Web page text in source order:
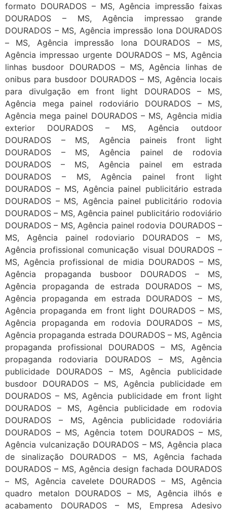
formato DOURADOS – MS, Agência impressão faixas
DOURADOS – MS, Agência impressao grande
DOURADOS – MS, Agência impressão lona DOURADOS
– MS, Agência impressão lona DOURADOS – MS,
Agência impressao urgente DOURADOS – MS, Agência
linhas busdoor DOURADOS – MS, Agência linhas de
onibus para busdoor DOURADOS – MS, Agência locais
para divulgação em front light DOURADOS – MS,
Agência mega painel rodoviário DOURADOS – MS,
Agência mega painel DOURADOS – MS, Agência midia
exterior DOURADOS – MS, Agência outdoor
DOURADOS – MS, Agência paineis front light
DOURADOS – MS, Agência painel de rodovia
DOURADOS – MS, Agência painel em estrada
DOURADOS – MS, Agência painel front light
DOURADOS – MS, Agência painel publicitário estrada
DOURADOS – MS, Agência painel publicitário rodovia
DOURADOS – MS, Agência painel publicitário rodoviário
DOURADOS – MS, Agência painel rodovia DOURADOS –
MS, Agência painel rodoviario DOURADOS – MS,
Agência profissional comunicação visual DOURADOS –
MS, Agência profissional de midia DOURADOS – MS,
Agência propaganda busboor DOURADOS – MS,
Agência propaganda de estrada DOURADOS – MS,
Agência propaganda em estrada DOURADOS – MS,
Agência propaganda em front light DOURADOS – MS,
Agência propaganda em rodovia DOURADOS – MS,
Agência propaganda estrada DOURADOS – MS, Agência
propaganda profissional DOURADOS – MS, Agência
propaganda rodoviaria DOURADOS – MS, Agência
publicidade DOURADOS – MS, Agência publicidade
busdoor DOURADOS – MS, Agência publicidade em
DOURADOS – MS, Agência publicidade em front light
DOURADOS – MS, Agência publicidade em rodovia
DOURADOS – MS, Agência publicidade rodoviária
DOURADOS – MS, Agência totem DOURADOS – MS,
Agência vulcanização DOURADOS – MS, Agência placa
de sinalização DOURADOS – MS, Agência fachada
DOURADOS – MS, Agência design fachada DOURADOS
– MS, Agência cavelete DOURADOS – MS, Agência
quadro metalon DOURADOS – MS, Agência ilhós e
acabamento DOURADOS – MS, Empresa Adesivo